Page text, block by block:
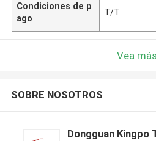
Condiciones de p
ago
T/T
Vea más
SOBRE NOSOTROS
Dongguan Kingpo